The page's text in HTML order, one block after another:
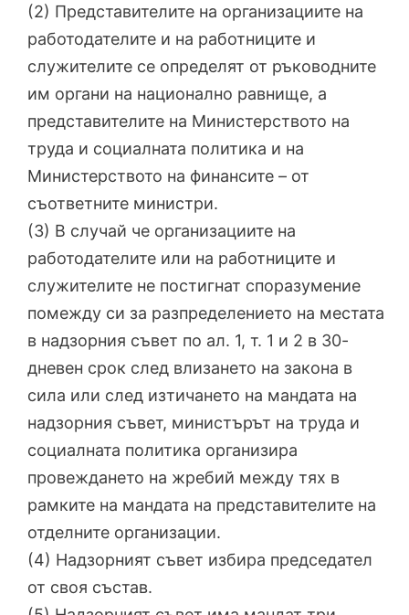
(2) Представителите на организациите на
работодателите и на работниците и
служителите се определят от ръководните
им органи на национално равнище, а
представителите на Министерството на
труда и социалната политика и на
Министерството на финансите – от
съответните министри.
(3) В случай че организациите на
работодателите или на работниците и
служителите не постигнат споразумение
помежду си за разпределението на местата
в надзорния съвет по ал. 1, т. 1 и 2 в 30-
дневен срок след влизането на закона в
сила или след изтичането на мандата на
надзорния съвет, министърът на труда и
социалната политика организира
провеждането на жребий между тях в
рамките на мандата на представителите на
отделните организации.
(4) Надзорният съвет избира председател
от своя състав.